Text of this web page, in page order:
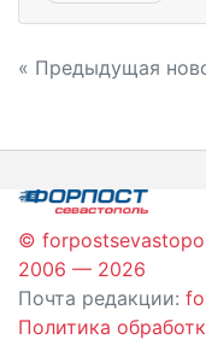
записям
« Предыдущая
©
2006 — 2026
Почта редакции:
Политика